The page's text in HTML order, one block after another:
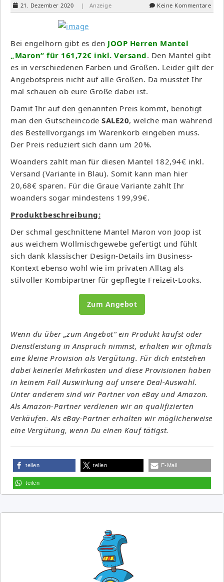
21. Dezember 2020 | Anzeige Keine Kommentare
Bei engelhorn gibt es den JOOP Herren Mantel
„Maron“ für 161,72€ inkl. Versand. Den Mantel gibt
es in verschiedenen Farben und Größen. Leider gilt der
Angebotspreis nicht auf alle Größen. Da müsstet Ihr
mal schauen ob eure Größe dabei ist.
Damit Ihr auf den genannten Preis kommt, benötigt
man den Gutscheincode SALE20, welche man während
des Bestellvorgangs im Warenkorb eingeben muss.
Der Preis reduziert sich dann um 20%.
Woanders zahlt man für diesen Mantel 182,94€ inkl.
Versand (Variante in Blau). Somit kann man hier
20,68€ sparen. Für die Graue Variante zahlt Ihr
woanders sogar mindestens 199,99€.
Produktbeschreibung:
Der schmal geschnittene Mantel Maron von Joop ist
aus weichem Wollmischgewebe gefertigt und fühlt
sich dank klassischer Design-Details im Business-
Kontext ebenso wohl wie im privaten Alltag als
stilvoller Kombipartner für gepflegte Freizeit-Looks.
Zum Angebot
Wenn du über „zum Angebot“ ein Produkt kaufst oder
Dienstleistung in Anspruch nimmst, erhalten wir oftmals
eine kleine Provision als Vergütung. Für dich entstehen
dabei keinerlei Mehrkosten und diese Provisionen haben
in keinem Fall Auswirkung auf unsere Deal-Auswahl.
Unter anderem sind wir Partner von eBay und Amazon.
Als Amazon-Partner verdienen wir an qualifizierten
Verkäufen. Als eBay-Partner erhalten wir möglicherweise
eine Vergütung, wenn Du einen Kauf tätigst.
teilen teilen E-Mail
teilen